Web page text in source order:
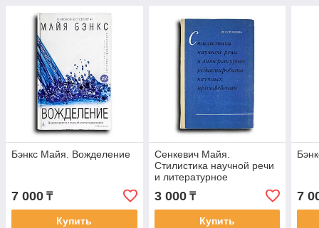
Бэнкс Майя. Вожделение
7 000 ₸
Купить
Сенкевич Майя.
Стилистика научной речи
и литературное
редактирование научных
произведении. Учеб,
пособие для
3 000₸
Купить
7